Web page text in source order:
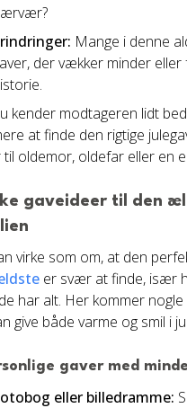
Mange i denne
der vækker minder
kender modtageren lidt
at finde den rigtige
til oldemor, oldefar eller en
gaveideer til den
virke som om, at den
er svær at finde, især
har alt. Her kommer
give både varme og smil i
gaver med
eller billedramme: